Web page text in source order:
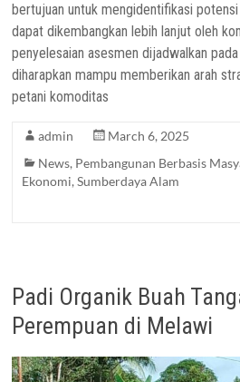
bertujuan untuk mengidentifikasi
dapat dikembangkan lebih lanjut oleh
penyelesaian asesmen dijadwalkan
diharapkan mampu memberikan arah
petani komoditas
admin
March 6, 2025
News, Pembangunan Berbasis
Ekonomi,Sumberdaya Alam
Padi Organik Buah
Perempuan di Melawi